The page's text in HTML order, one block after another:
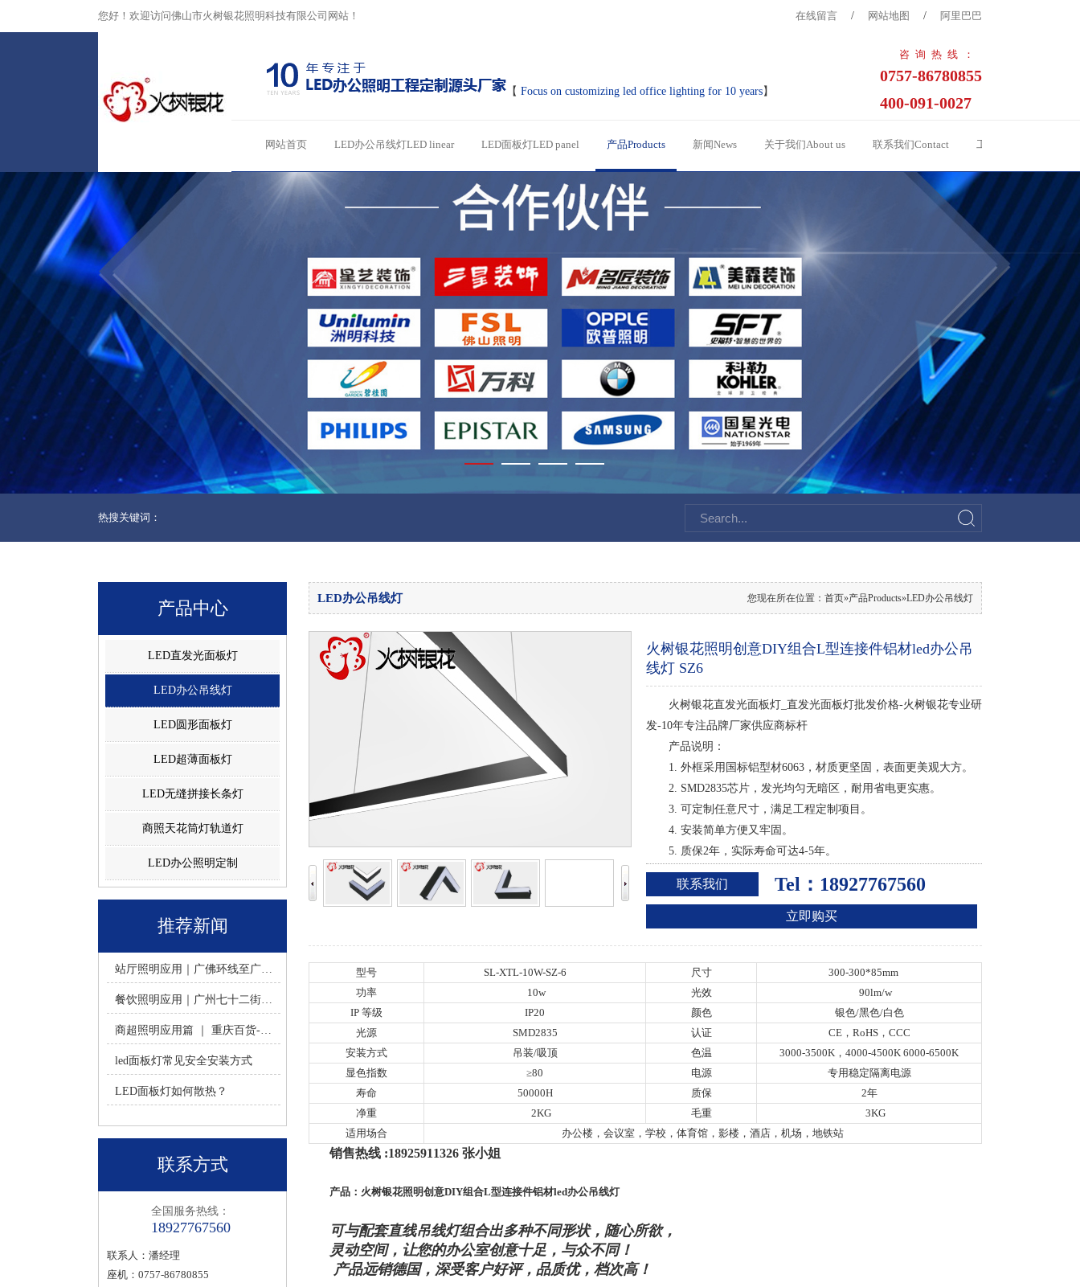
您好！欢迎访问佛山市火树银花照明科技有限公司网站！ 在线留言 / 网站地图 / 阿里巴巴
【 Focus on customizing led office lighting for 10 years】
咨询热线：
0757-86780855
400-091-0027
网站首页 LED办公吊线灯LED linear LED面板灯LED panel 产品Products 新闻News 关于我们About us 联系我们Contact 工程案例
热搜关键词：
产品中心
LED直发光面板灯
LED办公吊线灯
LED圆形面板灯
LED超薄面板灯
LED无缝拼接长条灯
商照天花筒灯轨道灯
LED办公照明定制
推荐新闻
站厅照明应用｜广佛环线至广州南站 -佛山火树银花照明
餐饮照明应用｜广州七十二街道餐饮连锁-佛山火树银花照明
商超照明应用篇 ｜ 重庆百货-佛山火树银花照明合作历程
led面板灯常见安全安装方式
LED面板灯如何散热？
联系方式
全国服务热线：
18927767560
联系人：潘经理
座机：0757-86780855
您现在所在位置： 首页»产品Products»LED办公吊线灯
LED办公吊线灯
火树银花照明创意DIY组合L型连接件铝材led办公吊
线灯 SZ6
火树银花直发光面板灯_直发光面板灯批发价格-火树银花专业研
发-10年专注品牌厂家供应商标杆
产品说明：
1. 外框采用国标铝型材6063，材质更坚固，表面更美观大方。
2. SMD2835芯片，发光均匀无暗区，耐用省电更实惠。
3. 可定制任意尺寸，满足工程定制项目。
4. 安装简单方便又牢固。
5. 质保2年，实际寿命可达4-5年。
联系我们 Tel：18927767560
立即购买
型号 SL-XTL-10W-SZ-6 尺寸
300-300*85mm
功率
10w 光效
90lm/w
IP 等级
IP20 颜色
银色/黑色/白色
光源
SMD2835 认证
CE，RoHS，CCC
安装方式
吊装/吸顶 色温
3000-3500K，4000-4500K 6000-6500K
显色指数
≥80 电源
专用稳定隔离电源
寿命
50000H 质保
2年
净重
2KG 毛重
3KG
适用场合
办公楼，会议室，学校，体育馆，影楼，酒店，机场，地铁站
销售热线 :18925911326 张小姐
产品：火树银花照明创意DIY组合L型连接件铝材led办公吊线灯
可与配套直线吊线灯组合出多种不同形状，随心所欲，
灵动空间， 让您的办公室创意十足，与众不同！
产品远销德国，深受客户好评，品质优，档次高！